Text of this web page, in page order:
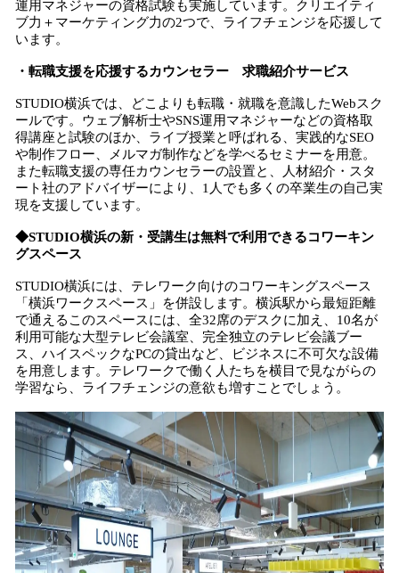
運用マネジャーの資格試験も実施しています。クリエイティ
ブ力＋マーケティング力の2つで、ライフチェンジを応援して
います。
・転職支援を応援するカウンセラー 求職紹介サービス
STUDIO横浜では、どこよりも転職・就職を意識したWebスク
ールです。ウェブ解析士やSNS運用マネジャーなどの資格取
得講座と試験のほか、ライブ授業と呼ばれる、実践的なSEO
や制作フロー、メルマガ制作などを学べるセミナーを用意。
また転職支援の専任カウンセラーの設置と、人材紹介・スタ
ート社のアドバイザーにより、1人でも多くの卒業生の自己実
現を支援しています。
◆STUDIO横浜の新・受講生は無料で利用できるコワーキン
グスペース
STUDIO橫浜には、テレワーク向けのコワーキングスペース
「橫浜ワークスペース」を併設します。横浜駅から最短距離
で通えるこのスペースには、全32席のデスクに加え、10名が
利用可能な大型テレビ会議室、完全独立のテレビ会議ブー
ス、ハイスペックなPCの貸出など、ビジネスに不可欠な設備
を用意します。テレワークで働く人たちを横目で見ながらの
学習なら、ライフチェンジの意欲も増すことでしょう。